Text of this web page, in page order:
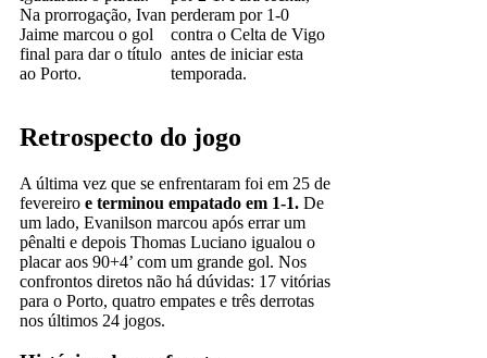
Na prorrogação, Ivan
Jaime marcou o gol
final para dar o título
ao Porto.
perderam por 1-0
contra o Celta de Vigo
antes de iniciar esta
temporada.
Retrospecto do jogo
A última vez que se enfrentaram foi em 25 de
fevereiro e terminou empatado em 1-1. De
um lado, Evanilson marcou após errar um
pênalti e depois Thomas Luciano igualou o
placar aos 90+4’ com um grande gol. Nos
confrontos diretos não há dúvidas: 17 vitórias
para o Porto, quatro empates e três derrotas
nos últimos 24 jogos.